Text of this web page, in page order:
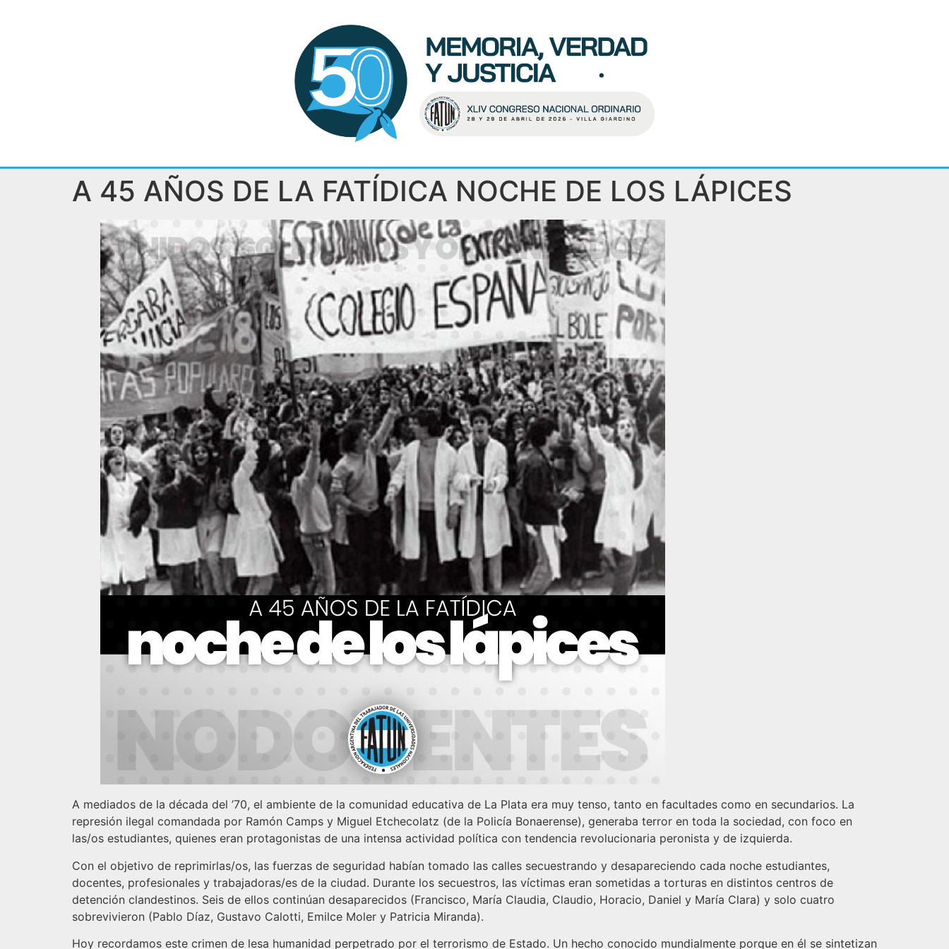
A 45 AÑOS DE LA FATÍDICA NOCHE DE LOS LÁPICES
A mediados de la década del ’70, el ambiente de la comunidad educativa de La Plata era muy tenso, tanto en facultades como en secundarios. La
represión ilegal comandada por Ramón Camps y Miguel Etchecolatz (de la Policía Bonaerense), generaba terror en toda la sociedad, con foco en
las/os estudiantes, quienes eran protagonistas de una intensa actividad política con tendencia revolucionaria peronista y de izquierda.
Con el objetivo de reprimirlas/os, las fuerzas de seguridad habían tomado las calles secuestrando y desapareciendo cada noche estudiantes,
docentes, profesionales y trabajadoras/es de la ciudad. Durante los secuestros, las víctimas eran sometidas a torturas en distintos centros de
detención clandestinos. Seis de ellos continúan desaparecidos (Francisco, María Claudia, Claudio, Horacio, Daniel y María Clara) y solo cuatro
sobrevivieron (Pablo Díaz, Gustavo Calotti, Emilce Moler y Patricia Miranda).
Hoy recordamos este crimen de lesa humanidad perpetrado por el terrorismo de Estado. Un hecho conocido mundialmente porque en él se sintetizan